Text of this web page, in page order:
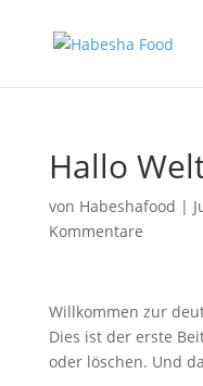
Hallo
von Habeshafood |
Kommentare
Willkommen zur
Dies ist der erste
oder löschen. Und